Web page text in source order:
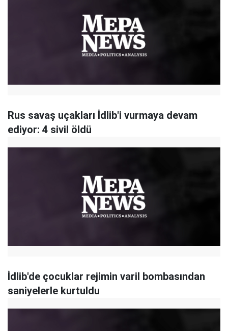
Rus savaş uçakları İdlib'i vurmaya devam
ediyor: 4 sivil öldü
İdlib'de çocuklar rejimin varil bombasından
saniyelerle kurtuldu